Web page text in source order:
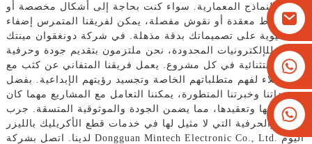
+8613825779334
+16266628193
والنماذج المعمارية. سواء كنت بحاجة إلى أشكال مخصصة أو
أنماط معقدة أو نقوش مفصلة، ​​يمكن لفريقنا المتمرس إضفاء
الحيوية على تصميماتك بدقة مذهلة. في شركة دونغقوان مينتك
للإلكترونيات المحدودة، نحن ملتزمون بتقديم جودة وحرفية
استثنائية في كل مشروع. يعمل فريقنا المتفاني عن كثب مع
العملاء لفهم متطلباتهم الخاصة وتجسيد رؤيتهم الإبداعية. بفضل
معداتنا وخبرتنا المتطورة، يمكننا التعامل مع المشاريع مهما كان
حجمها وتعقيدها، مما يضمن الجودة والموثوقية المتسقة. جرب
الدقة والحرفية التي لا مثيل لها في خدمات قطع الأكريليك بالليزر
لدينا. اتصل بشركة Dongguan Mintech Electronic Co., Ltd. اليوم